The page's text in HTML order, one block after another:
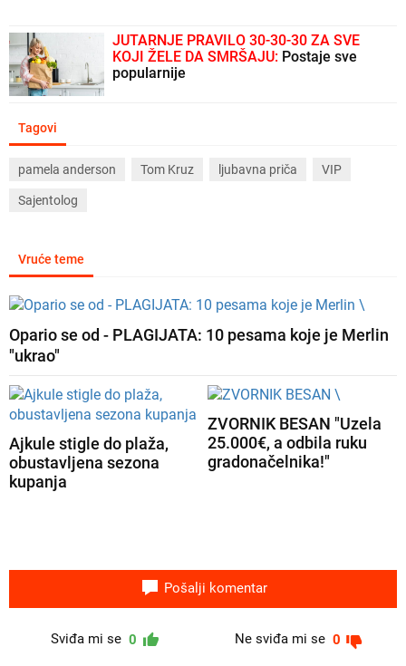
JUTARNJE PRAVILO 30-30-30 ZA SVE
KOJI ŽELE DA SMRŠAJU: Postaje sve
popularnije
Tagovi
pamela anderson Tom Kruz ljubavna priča VIP
Sajentolog
Vruće teme
Opario se od - PLAGIJATA: 10 pesama koje je Merlin
"ukrao"
Ajkule stigle do plaža,
obustavljena sezona
kupanja
ZVORNIK BESAN "Uzela
25.000€, a odbila ruku
gradonačelnika!"
Pošalji komentar
Sviđa mi se 0 Ne sviđa mi se 0